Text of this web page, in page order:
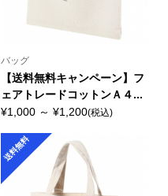
バッグ
【送料無料キャンペーン】フ
ェアトレードコットンＡ４...
¥1,000 ～ ¥1,200(税込)
送料無料